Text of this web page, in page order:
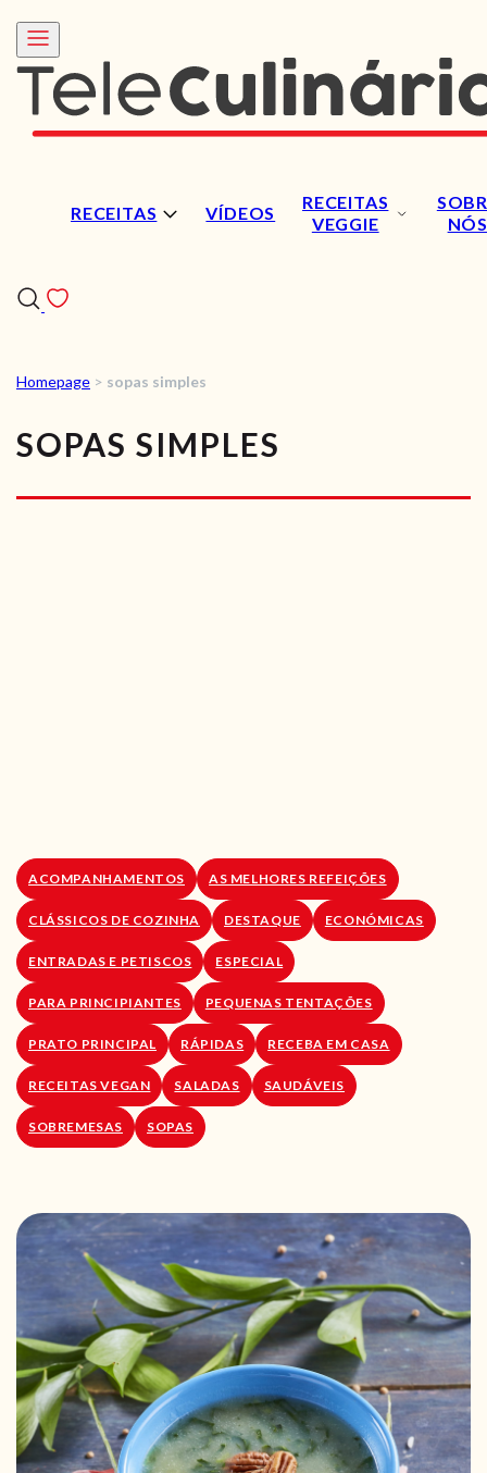
RECEITAS VÍDEOS
RECEITAS
VEGGIE
NÓS
VÍDEOS
RECEITAS VEGGIE
Homepage > sopas simples
SOPAS SIMPLES
ACOMPANHAMENTOS AS MELHORES REFEIÇÕES
CLÁSSICOS DE COZINHA DESTAQUE ECONÓMICAS
ENTRADAS E PETISCOS ESPECIAL
PARA PRINCIPIANTES PEQUENAS TENTAÇÕES
PRATO PRINCIPAL RÁPIDAS RECEBA EM CASA
RECEITAS VEGAN SALADAS SAUDÁVEIS
SOBREMESAS SOPAS